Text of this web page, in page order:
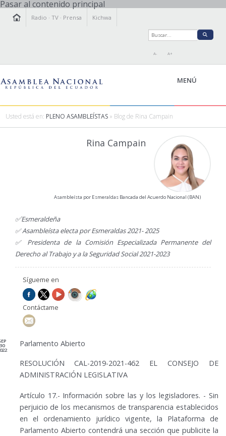
Pasar al contenido principal
Radio ·TV · Prensa Kichwa
A- A+
MENÚ
Usted está en: PLENO ASAMBLEÍSTAS » Blog de Rina Campain
Rina Campain
Asambleísta por Esmeraldas Bancada del Acuerdo Nacional (BAN)
✅Esmeraldeña
✅ Asambleísta electa por Esmeraldas 2021- 2025
✅ Presidenta de la Comisión Especializada Permanente del
Derecho al Trabajo y a la Seguridad Social 2021-2023
Sígueme en
Contáctame
30 Parlamento Abierto
RESOLUCIÓN CAL-2019-2021-462 EL CONSEJO DE
ADMINISTRACIÓN LEGISLATIVA
Artículo 17.- Información sobre las y los legisladores. - Sin
perjuicio de los mecanismos de transparencia establecidos
en el ordenamiento jurídico vigente, la Plataforma de
Parlamento Abierto contendrá una sección que publicite la